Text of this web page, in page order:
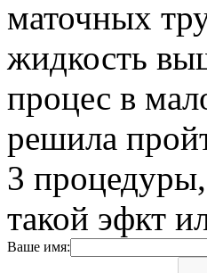
маточных
жидкость
процес в
решила
3
такой эфкт
Ваше имя: